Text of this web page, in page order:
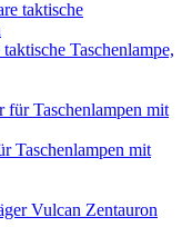
Taschenlampe,
Taschenlampen mit
Zentauron